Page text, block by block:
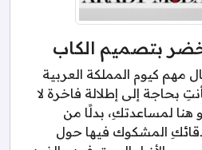
بتصميم الكاب
مهم كيوم المملكة العربية
الوطني 95، فأنتِ بحاجة إلى إطلالة فاخرة لا
هنا لمساعدتكِ، بدلًا من
المشكوك فيها حول